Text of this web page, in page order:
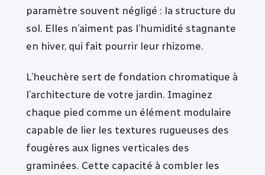
paramètre souvent négligé : la structure du
sol. Elles n’aiment pas l’humidité stagnante
en hiver, qui fait pourrir leur rhizome.
L’heuchère sert de fondation chromatique à
l’architecture de votre jardin. Imaginez
chaque pied comme un élément modulaire
capable de lier les textures rugueuses des
fougères aux lignes verticales des
graminées. Cette capacité à combler les